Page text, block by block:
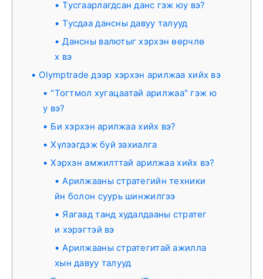
Тусгаарлагдсан данс гэж юу вэ?
Тусдаа дансны давуу талууд
Дансны валютыг хэрхэн өөрчлө
х вэ
Olymptrade дээр хэрхэн арилжаа хийх вэ
"Тогтмол хугацаатай арилжаа" гэж ю
у вэ?
Би хэрхэн арилжаа хийх вэ?
Хүлээгдэж буй захиалга
Хэрхэн амжилттай арилжаа хийх вэ?
Арилжааны стратегийн техники
йн болон суурь шинжилгээ
Яагаад танд худалдааны стратег
и хэрэгтэй вэ
Арилжааны стратегитай ажилла
хын давуу талууд